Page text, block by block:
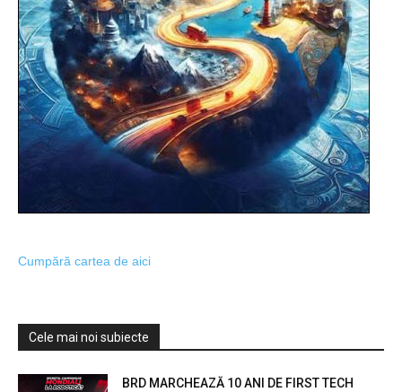
Cumpără cartea de aici
Cele mai noi subiecte
BRD MARCHEAZĂ 10 ANI DE FIRST TECH